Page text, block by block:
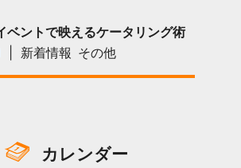
ベントで映えるケータリング術
新着情報 その他
カレンダー